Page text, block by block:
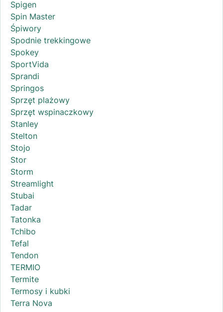
Spigen
Spin Master
Śpiwory
Spodnie trekkingowe
Spokey
SportVida
Sprandi
Springos
Sprzęt plażowy
Sprzęt wspinaczkowy
Stanley
Stelton
Stojo
Stor
Storm
Streamlight
Stubai
Tadar
Tatonka
Tchibo
Tefal
Tendon
TERMIO
Termite
Termosy i kubki
Terra Nova